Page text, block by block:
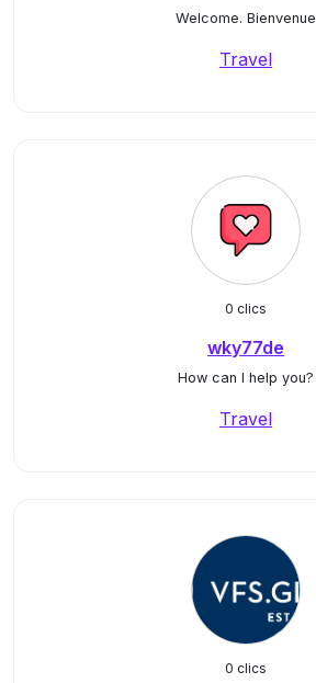
Welcome. Bienvenue
Travel
0 clics
wky77de
How can I help you?
Travel
0 clics